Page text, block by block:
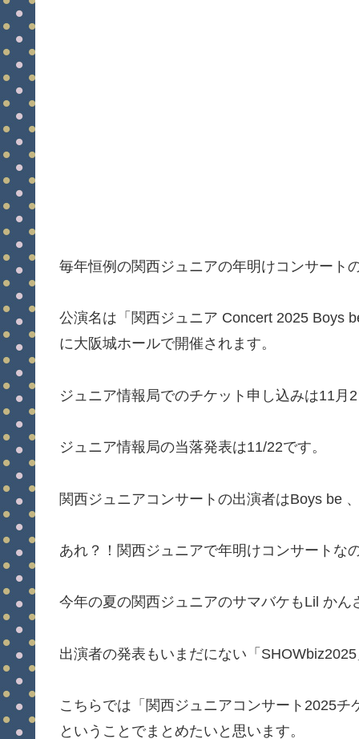
毎年恒例の関西ジュニアの年明けコンサート
公演名は「関西ジュニア Concert 2025 Boys
に大阪城ホールで開催されます。
ジュニア情報局でのチケット申し込みは11
ジュニア情報局の当落発表は11/22です。
関西ジュニアコンサートの出演者はBoys be
あれ？！関西ジュニアで年明けコンサートな
今年の夏の関西ジュニアのサマバケもLil か
出演者の発表もいまだにない「
こちらでは「関西ジュニアコンサート2025
ということでまとめたいと思います。